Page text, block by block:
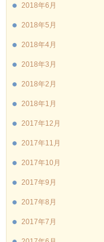
2018年6月
2018年5月
2018年4月
2018年3月
2018年2月
2018年1月
2017年12月
2017年11月
2017年10月
2017年9月
2017年8月
2017年7月